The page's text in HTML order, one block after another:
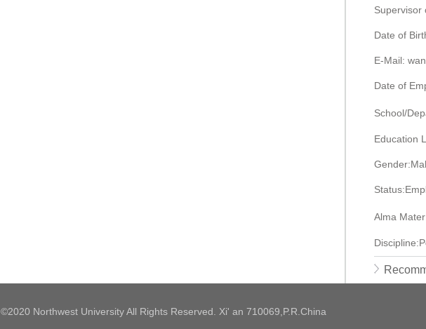
Supervisor
Date of
E-Mail:
Date of
School/
Education
Alma
©2020 Northwest University All Rights Reserved. Xi' an 710069,P.R.China